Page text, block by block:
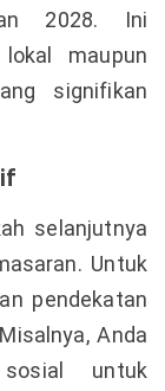
2028. Ini
maupun
signifikan
selanjutnya
Untuk
pendekatan
Anda
untuk